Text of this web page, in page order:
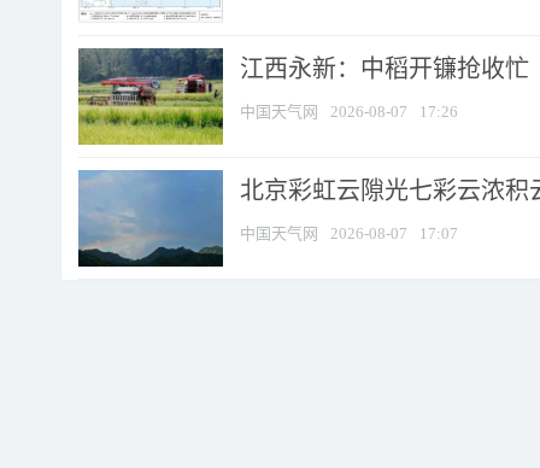
江西永新：中稻开镰抢收忙
中国天气网 2026-08-07 17:26
北京彩虹云隙光七彩云浓积
中国天气网 2026-08-07 17:07